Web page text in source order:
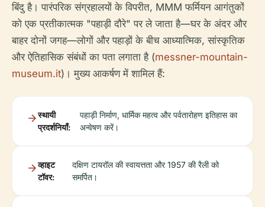
बिंदु है। पारंपरिक संग्रहालयों के विपरीत, MMM फर्मियन आगंतुकों
को एक प्रतीकात्मक "पहाड़ी दौरे" पर ले जाता है—घर के अंदर और
बाहर दोनों जगह—लोगों और पहाड़ों के बीच आध्यात्मिक, सांस्कृतिक
और ऐतिहासिक संबंधों का पता लगाता है (messner-mountain-
museum.it)। मुख्य आकर्षण में शामिल हैं:
स्थायी
प्रदर्शनियाँ:
पहाड़ी निर्माण, धार्मिक महत्व और पर्वतारोहण इतिहास का
अन्वेषण करें।
व्हाइट
टॉवर:
दक्षिण टायरॉल की स्वायत्तता और 1957 की रैली को
समर्पित।